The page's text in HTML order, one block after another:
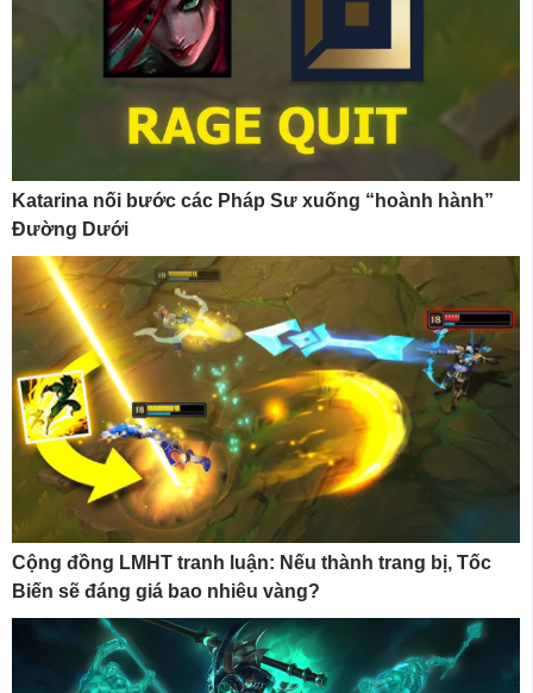
Katarina nối bước các Pháp Sư xuống “hoành hành”
Đường Dưới
Cộng đồng LMHT tranh luận: Nếu thành trang bị, Tốc
Biến sẽ đáng giá bao nhiêu vàng?